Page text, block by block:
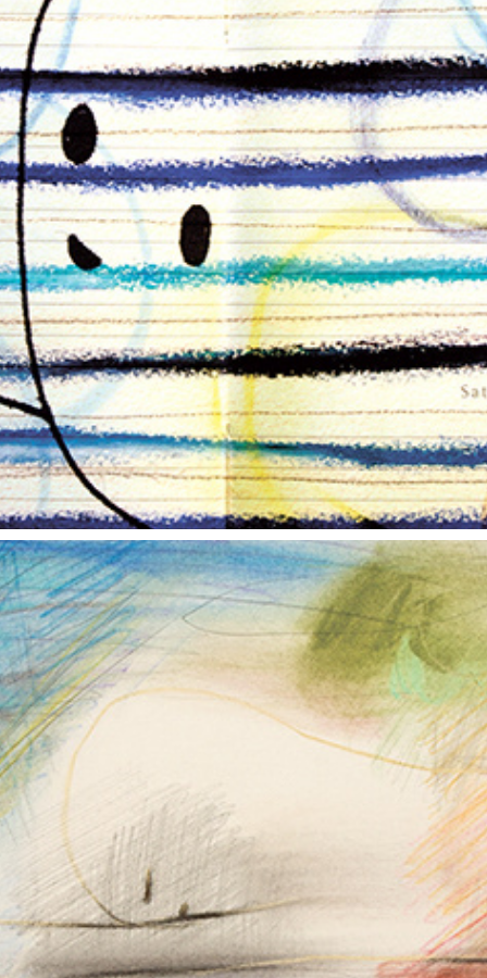
朝露通信041-050 ASATUYUTUUSHIN041-050
2014
朝露通信031-040 ASATUYUTUUSHIN031-040